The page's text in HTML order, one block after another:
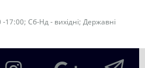
17:00; Сб-Нд - вихідні; Державні